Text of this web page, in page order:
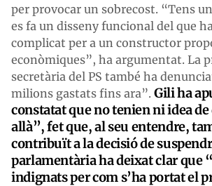
per provocar un sobrecost. “Tens
es fa un disseny funcional del que
complicat per a un constructor
econòmiques”, ha argumentat. La
secretària del PS també ha
milions gastats fins ara”. Gili ha
constatat que no tenien ni idea
allà”, fet que, al seu entendre,
contribuït a la decisió de
parlamentària ha deixat clar que
indignats per com s’ha portat el